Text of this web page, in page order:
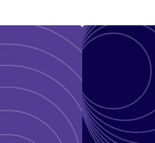
購物前往 Pinkoi 頁面後才首